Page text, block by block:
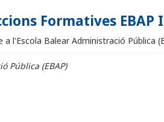
Formatives EBAP
l'Escola Balear Administració Pública
Pública (EBAP)